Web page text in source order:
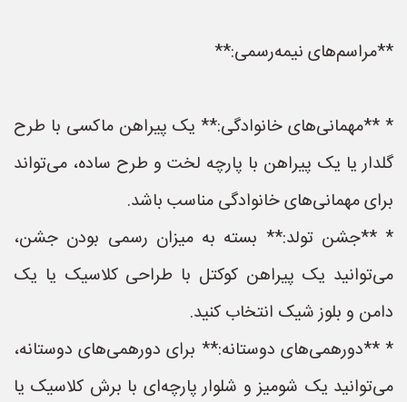
**مراسم‌های نیمه‌رسمی:**
* **مهمانی‌های خانوادگی:** یک پیراهن ماکسی با طرح
گلدار یا یک پیراهن با پارچه لخت و طرح ساده، می‌تواند
برای مهمانی‌های خانوادگی مناسب باشد.
* **جشن تولد:** بسته به میزان رسمی بودن جشن،
می‌توانید یک پیراهن کوکتل با طراحی کلاسیک یا یک
دامن و بلوز شیک انتخاب کنید.
* **دورهمی‌های دوستانه:** برای دورهمی‌های دوستانه،
می‌توانید یک شومیز و شلوار پارچه‌ای با برش کلاسیک یا